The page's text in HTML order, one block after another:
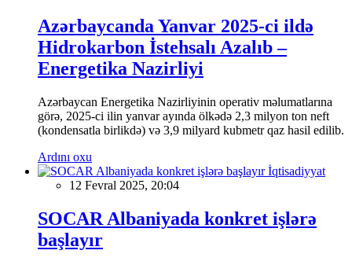
Azərbaycanda Yanvar 2025-ci ildə
Hidrokarbon İstehsalı Azalıb –
Energetika Nazirliyi
Azərbaycan Energetika Nazirliyinin operativ məlumatlarına
görə, 2025-ci ilin yanvar ayında ölkədə 2,3 milyon ton neft
(kondensatla birlikdə) və 3,9 milyard kubmetr qaz hasil edilib.
Ardını oxu
İqtisadiyyat
12 Fevral 2025, 20:04
SOCAR Albaniyada konkret işlərə
başlayır